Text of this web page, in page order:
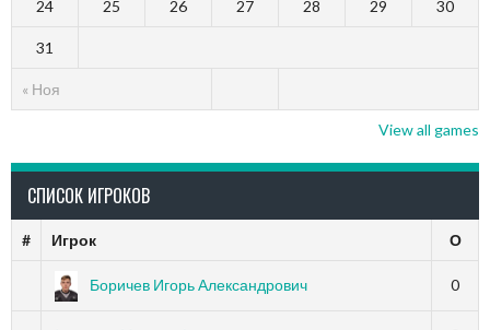
« Ноя
24 25 26 27 28 29 30
31
View all games
СПИСОК ИГРОКОВ
# Игрок О
Боричев Игорь Александрович 0